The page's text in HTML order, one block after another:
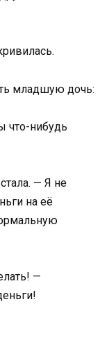
младшую дочь:
что-нибудь
— Я не
на её
—